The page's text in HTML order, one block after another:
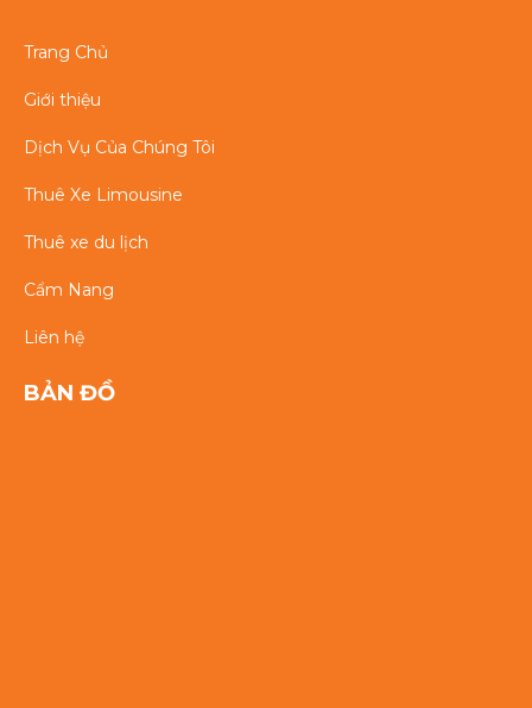
Trang Chủ
Giới thiệu
Dịch Vụ Của Chúng Tôi
Thuê Xe Limousine
Thuê xe du lịch
Cẩm Nang
Liên hệ
BẢN ĐỒ